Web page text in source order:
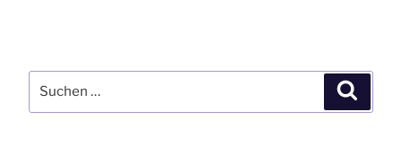
nach: